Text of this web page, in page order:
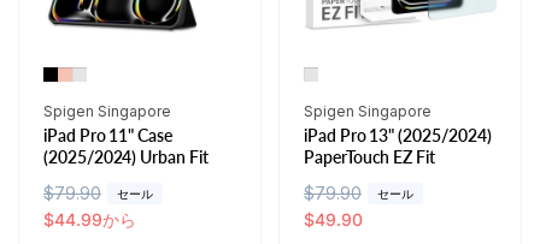
販
売
元:
Spigen Singapore
iPad Pro 11" Case
(2025/2024) Urban Fit
通
常
$79.90 セール
セ
ー
$44.99から
販
売
元:
Spigen Singapore
iPad Pro 13" (2025/2024)
PaperTouch EZ Fit
通
常
$79.90 セール
セ
ー
$49.90